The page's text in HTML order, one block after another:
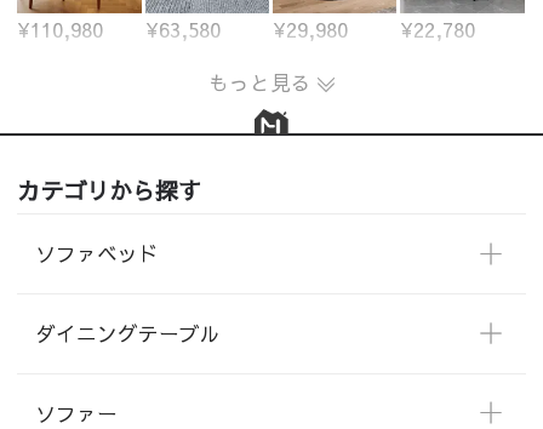
¥110,980 ¥63,580 ¥29,980
¥22,780
もっと見る
カテゴリから探す
ソファベッド
ダイニングテーブル
ソファー